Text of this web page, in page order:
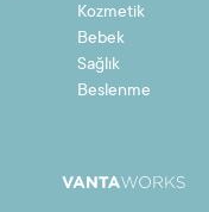
Kozmetik
Bebek
Sağlık
Beslenme